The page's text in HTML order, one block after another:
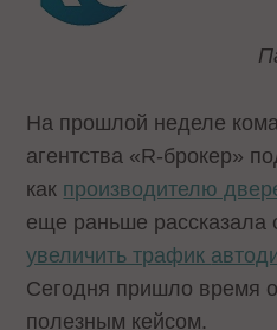
На прошлой неделе
агентства «R-брокер»
как производителю
еще раньше рассказала
увеличить трафик
Сегодня пришло время
полезным кейсом.